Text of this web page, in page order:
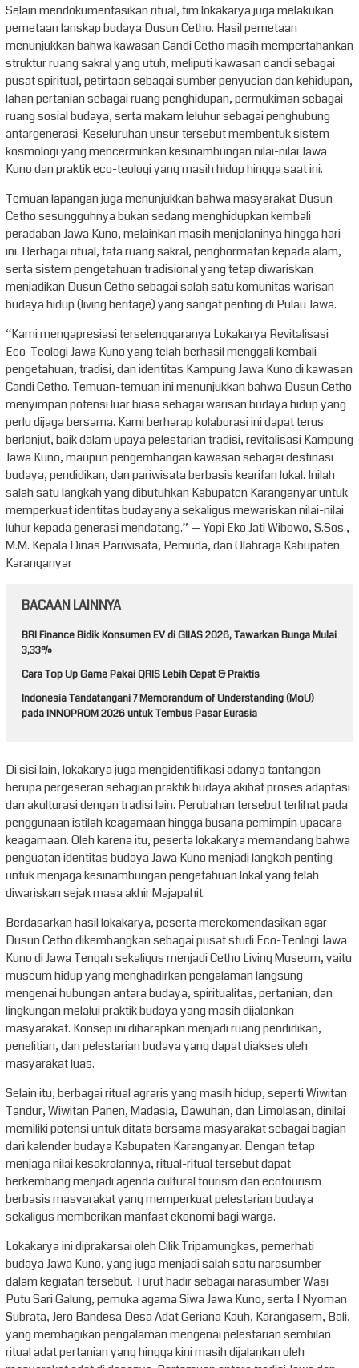
Selain mendokumentasikan ritual, tim lokakarya juga melakukan
pemetaan lanskap budaya Dusun Cetho. Hasil pemetaan
menunjukkan bahwa kawasan Candi Cetho masih mempertahankan
struktur ruang sakral yang utuh, meliputi kawasan candi sebagai
pusat spiritual, petirtaan sebagai sumber penyucian dan kehidupan,
lahan pertanian sebagai ruang penghidupan, permukiman sebagai
ruang sosial budaya, serta makam leluhur sebagai penghubung
antargenerasi. Keseluruhan unsur tersebut membentuk sistem
kosmologi yang mencerminkan kesinambungan nilai-nilai Jawa
Kuno dan praktik eco-teologi yang masih hidup hingga saat ini.
Temuan lapangan juga menunjukkan bahwa masyarakat Dusun
Cetho sesungguhnya bukan sedang menghidupkan kembali
peradaban Jawa Kuno, melainkan masih menjalaninya hingga hari
ini. Berbagai ritual, tata ruang sakral, penghormatan kepada alam,
serta sistem pengetahuan tradisional yang tetap diwariskan
menjadikan Dusun Cetho sebagai salah satu komunitas warisan
budaya hidup (living heritage) yang sangat penting di Pulau Jawa.
“Kami mengapresiasi terselenggaranya Lokakarya Revitalisasi
Eco-Teologi Jawa Kuno yang telah berhasil menggali kembali
pengetahuan, tradisi, dan identitas Kampung Jawa Kuno di kawasan
Candi Cetho. Temuan-temuan ini menunjukkan bahwa Dusun Cetho
menyimpan potensi luar biasa sebagai warisan budaya hidup yang
perlu dijaga bersama. Kami berharap kolaborasi ini dapat terus
berlanjut, baik dalam upaya pelestarian tradisi, revitalisasi Kampung
Jawa Kuno, maupun pengembangan kawasan sebagai destinasi
budaya, pendidikan, dan pariwisata berbasis kearifan lokal. Inilah
salah satu langkah yang dibutuhkan Kabupaten Karanganyar untuk
memperkuat identitas budayanya sekaligus mewariskan nilai-nilai
luhur kepada generasi mendatang.” — Yopi Eko Jati Wibowo, S.Sos.,
M.M. Kepala Dinas Pariwisata, Pemuda, dan Olahraga Kabupaten
Karanganyar
BACAAN LAINNYA
BRI Finance Bidik Konsumen EV di GIIAS 2026, Tawarkan Bunga Mulai
3,33%
Cara Top Up Game Pakai QRIS Lebih Cepat & Praktis
Indonesia Tandatangani 7 Memorandum of Understanding (MoU)
pada INNOPROM 2026 untuk Tembus Pasar Eurasia
Di sisi lain, lokakarya juga mengidentifikasi adanya tantangan
berupa pergeseran sebagian praktik budaya akibat proses adaptasi
dan akulturasi dengan tradisi lain. Perubahan tersebut terlihat pada
penggunaan istilah keagamaan hingga busana pemimpin upacara
keagamaan. Oleh karena itu, peserta lokakarya memandang bahwa
penguatan identitas budaya Jawa Kuno menjadi langkah penting
untuk menjaga kesinambungan pengetahuan lokal yang telah
diwariskan sejak masa akhir Majapahit.
Berdasarkan hasil lokakarya, peserta merekomendasikan agar
Dusun Cetho dikembangkan sebagai pusat studi Eco-Teologi Jawa
Kuno di Jawa Tengah sekaligus menjadi Cetho Living Museum, yaitu
museum hidup yang menghadirkan pengalaman langsung
mengenai hubungan antara budaya, spiritualitas, pertanian, dan
lingkungan melalui praktik budaya yang masih dijalankan
masyarakat. Konsep ini diharapkan menjadi ruang pendidikan,
penelitian, dan pelestarian budaya yang dapat diakses oleh
masyarakat luas.
Selain itu, berbagai ritual agraris yang masih hidup, seperti Wiwitan
Tandur, Wiwitan Panen, Madasia, Dawuhan, dan Limolasan, dinilai
memiliki potensi untuk ditata bersama masyarakat sebagai bagian
dari kalender budaya Kabupaten Karanganyar. Dengan tetap
menjaga nilai kesakralannya, ritual-ritual tersebut dapat
berkembang menjadi agenda cultural tourism dan ecotourism
berbasis masyarakat yang memperkuat pelestarian budaya
sekaligus memberikan manfaat ekonomi bagi warga.
Lokakarya ini diprakarsai oleh Cilik Tripamungkas, pemerhati
budaya Jawa Kuno, yang juga menjadi salah satu narasumber
dalam kegiatan tersebut. Turut hadir sebagai narasumber Wasi
Putu Sari Galung, pemuka agama Siwa Jawa Kuno, serta I Nyoman
Subrata, Jero Bandesa Desa Adat Geriana Kauh, Karangasem, Bali,
yang membagikan pengalaman mengenai pelestarian sembilan
ritual adat pertanian yang hingga kini masih dijalankan oleh